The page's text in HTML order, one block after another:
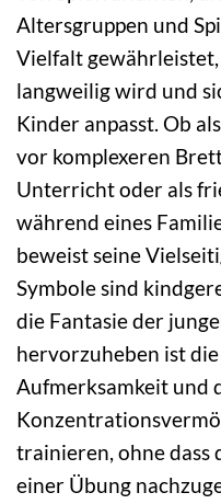
Altersgruppen und
Vielfalt gewährleistet,
langweilig wird und
Kinder anpasst. Ob
vor komplexeren
Unterricht oder als
während eines
beweist seine
Symbole sind
die Fantasie der
hervorzuheben ist
Aufmerksamkeit und
trainieren, ohne dass
einer Übung